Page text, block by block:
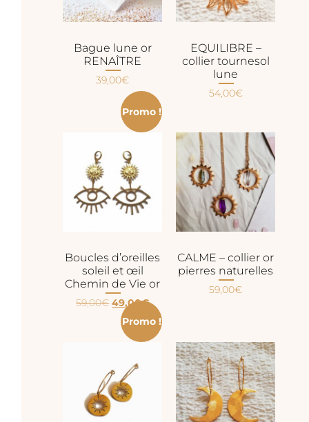
Bague lune or
RENAÎTRE
39,00€
EQUILIBRE –
collier tournesol
lune
54,00€
Promo !
Boucles d’oreilles
soleil et œil
Chemin de Vie or
59,00€ 49,00€
CALME – collier or
pierres naturelles
59,00€
Promo !